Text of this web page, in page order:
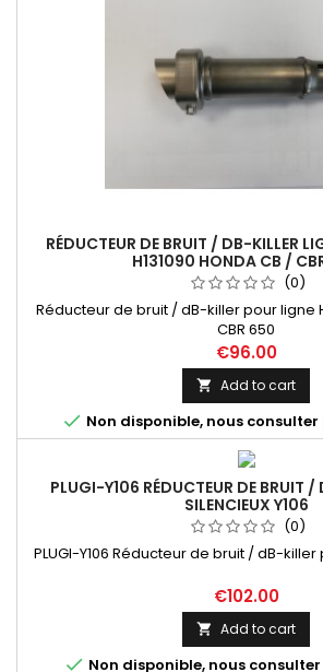
RÉDUCTEUR DE BRUIT / DB-KILLER
H131090 HONDA CB /
(0)
Réducteur de bruit / dB-killer pour ligne
CBR 650
€96.00
 Add to cart
 Non disponible, nous
PLUGI-Y106 RÉDUCTEUR DE BRUIT /
SILENCIEUX Y106
(0)
PLUGI-Y106 Réducteur de bruit / dB-killer
€102.00
 Add to cart
 Non disponible, nous